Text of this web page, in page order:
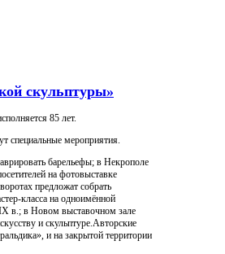
скульптуры»
85 лет.
специальные мероприятия.
барельефы; в Некрополе
на фотовыставке
предложат собрать
класса на одноимённой
в.; в Новом выставочном зале
и скульптуре.Авторские
и на закрытой территории